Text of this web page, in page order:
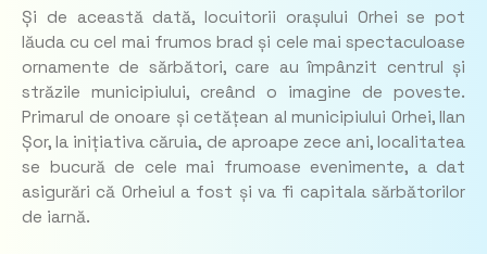
Și de această dată, locuitorii orașului Orhei se pot
lăuda cu cel mai frumos brad și cele mai spectaculoase
ornamente de sărbători, care au împânzit centrul și
străzile municipiului, creând o imagine de poveste.
Primarul de onoare și cetățean al municipiului Orhei, Ilan
Șor, la inițiativa căruia, de aproape zece ani, localitatea
se bucură de cele mai frumoase evenimente, a dat
asigurări că Orheiul a fost și va fi capitala sărbătorilor
de iarnă.